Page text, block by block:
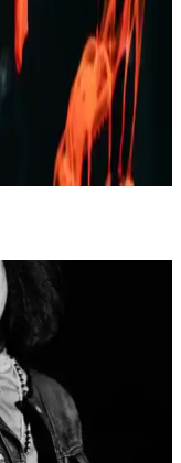
Şık ve
için kot şortlar,
Günlük, spor ve
yansıtın.